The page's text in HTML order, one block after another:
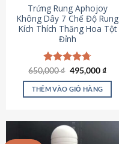
Trứng Rung Aphojoy
Không Dây 7 Chế Độ Rung
Kích Thích Thăng Hoa Tột
Đỉnh
Được xếp
hạng4.72
5 sao
650,000₫ Giá
là:
650,000 ₫.
495,000₫Giá
tại
THÊM VÀO GIỎ HÀNG